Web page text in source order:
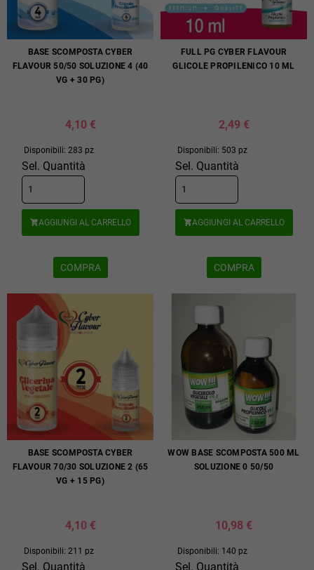
BASE SCOMPOSTA CYBER
FLAVOUR 50/50 SOLUZIONE 4 (40
VG + 30 PG)
4,10 €
Disponibili: 283 pz
Sel. Quantità
AGGIUNGI AL CARRELLO
COMPRA
FULL PG CYBER FLAVOUR
GLICOLE PROPILENICO 10 ML
2,49 €
Disponibili: 503 pz
Sel. Quantità
AGGIUNGI AL CARRELLO
COMPRA
BASE SCOMPOSTA CYBER
FLAVOUR 70/30 SOLUZIONE 2 (65
VG + 15 PG)
4,10 €
Disponibili: 211 pz
Sel. Quantità
WOW BASE SCOMPOSTA 500 ML
SOLUZIONE 0 50/50
10,98 €
Disponibili: 140 pz
Sel. Quantità